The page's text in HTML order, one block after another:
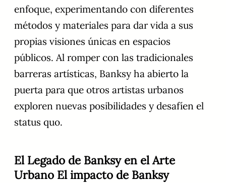
enfoque, experimentando con diferentes
métodos y materiales para dar vida a sus
propias visiones únicas en espacios
públicos. Al romper con las tradicionales
barreras artísticas, Banksy ha abierto la
puerta para que otros artistas urbanos
exploren nuevas posibilidades y desafíen el
status quo.
El Legado de Banksy en el Arte
Urbano El impacto de Banksy